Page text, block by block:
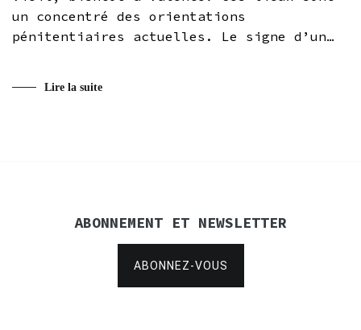
un concentré des orientations
pénitentiaires actuelles. Le signe d’un…
Lire la suite
ABONNEMENT ET NEWSLETTER
ABONNEZ-VOUS